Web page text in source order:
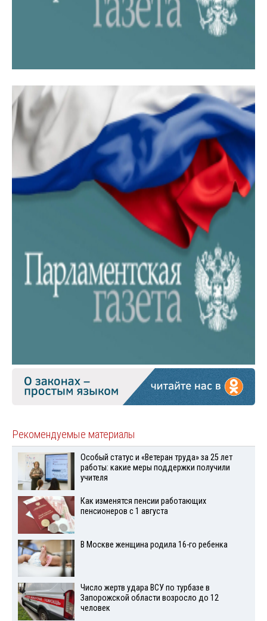
Рекомендуемые материалы
Особый статус и «Ветеран труда» за 25 лет
работы: какие меры поддержки получили
учителя
Как изменятся пенсии работающих
пенсионеров с 1 августа
В Москве женщина родила 16-го ребенка
Число жертв удара ВСУ по турбазе в
Запорожской области возросло до 12
человек